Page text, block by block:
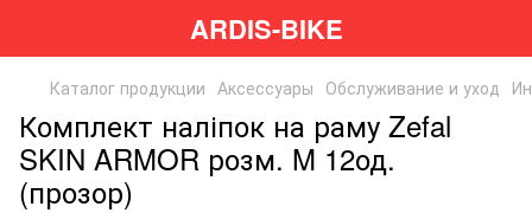
ARDIS-BIKE
Каталог продукции Аксессуары Обслуживание и уход
Комплект наліпок на раму Zefal
SKIN ARMOR розм. M 12од.
(прозор)